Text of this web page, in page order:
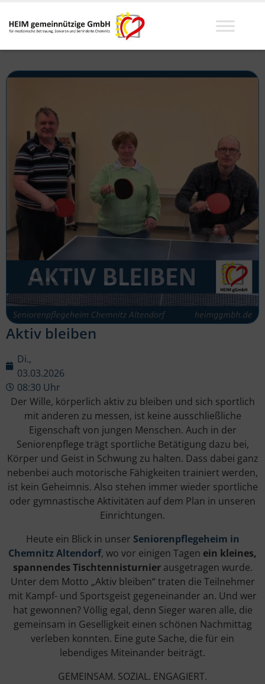
Aktiv bleiben
Di.,
03.03.2026
08:30 Uhr
Der Wille, körperlich aktiv zu bleiben und sich sportlich
mit anderen zu messen, ist keine ausschließliche
Eigenschaft von jungen Menschen. Auch in der
Seniorenpflege trägt sportliche Betätigung dazu bei,
Körper und Geist in Schwung zu halten. Dass dabei ganz
nebenbei auch motorische Fähigkeiten trainiert werden,
ist kein Geheimnis. Also stehen immer wieder sportliche
oder gymnastische Aktivitäten auf dem Plan in unseren
Einrichtungen.
Heute ein Blick in unser Seniorenpflegeheim in
Chemnitz Altendorf, wo vor einigen Tagen ein kleines,
spannendes Tischtennisturnierausgetragen wurde.
Unter dem Motto „Aktiv bleiben“ traten die Teilnehmer
mit Kampf- und Sportsgeist gegeneinander an. Und wer
hat gewonnen? Völlig egal, denn Sieger waren alle, die
gemeinsam in Geselligkeit einen schönen Nachmittag
verleben konnten. Eine gute Sache, die für ein
lebendiges Miteinander beiträgt.
GEMEINSAM. SOZIAL. ENGAGIERT.